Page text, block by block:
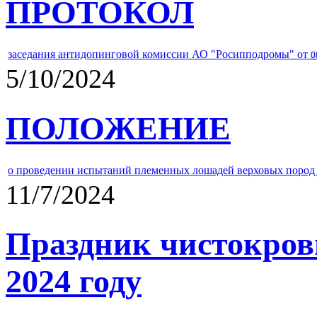
ПРОТОКОЛ
заседания антидопинговой комиссии АО "Росипподромы" от
5/10/2024
ПОЛОЖЕНИЕ
о проведении испытаний племенных лошадей верховых
11/7/2024
Праздник
2024 году